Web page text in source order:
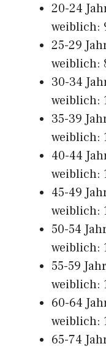
20-24
weiblich:
25-29
weiblich:
30-34
weiblich:
35-39
weiblich:
40-44
weiblich:
45-49
weiblich:
50-54
weiblich:
55-59
weiblich:
60-64
weiblich:
65-74